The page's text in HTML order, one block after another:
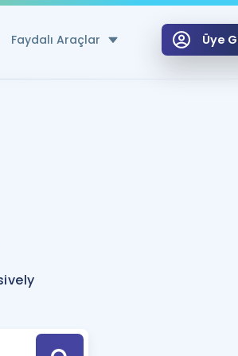
Faydalı Araçlar
Hesaplama Aracı
için Öneriler
Tek Takvimde
Üye
Hoca ile seni sınava hazırlayacak onlarca